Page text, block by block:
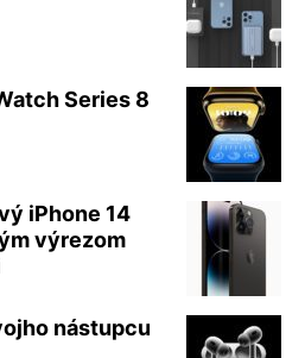
Series 8
iPhone 14
výrezom
nástupcu